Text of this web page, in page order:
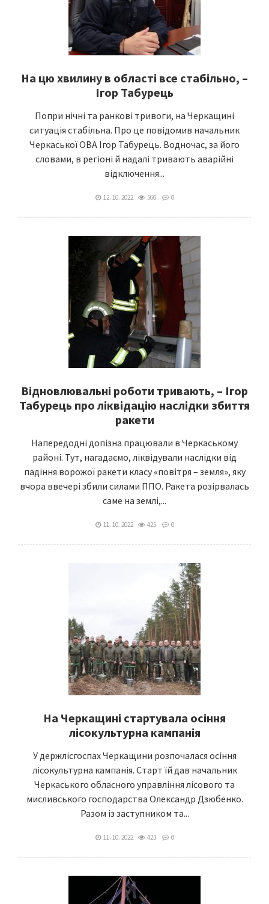
На цю хвилину в області все стабільно, –
Ігор Табурець
Попри нічні та ранкові тривоги, на Черкащині
ситуація стабільна. Про це повідомив начальник
Черкаської ОВА Ігор Табурець. Водночас, за його
словами, в регіоні й надалі тривають аварійні
відключення...
12. 10. 2022 560 0
Відновлювальні роботи тривають, – Ігор
Табурець про ліквідацію наслідки збиття
ракети
Напередодні допізна працювали в Черкаському
районі. Тут, нагадаємо, ліквідували наслідки від
падіння ворожої ракети класу «повітря – земля», яку
вчора ввечері збили силами ППО. Ракета розірвалась
саме на землі,...
11. 10. 2022 425 0
На Черкащині стартувала осіння
лісокультурна кампанія
У держлісгоспах Черкащини розпочалася осіння
лісокультурна кампанія. Старт їй дав начальник
Черкаського обласного управління лісового та
мисливського господарства Олександр Дзюбенко.
Разом із заступником та...
11. 10. 2022 423 0